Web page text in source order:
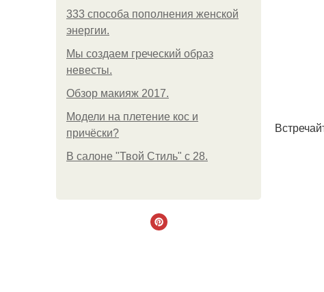
333 способа пополнения женской
энергии.
Мы создаем греческий образ
невесты.
Обзор макияж 2017.
Модели на плетение кос и
причёски?
В салоне "Твой Стиль" с 28.